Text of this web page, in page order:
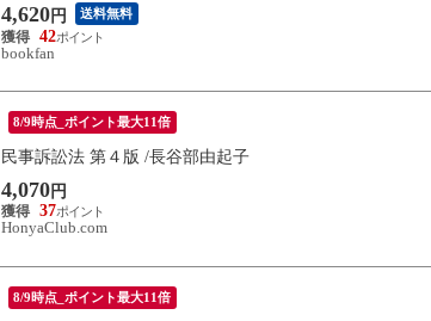
4,620 円 送料無料
42
bookfan
8/9時点_ポイント最大11倍
民事訴訟法 第４版 /長谷部由起子
4,070 円
37
HonyaClub.com
8/9時点_ポイント最大11倍